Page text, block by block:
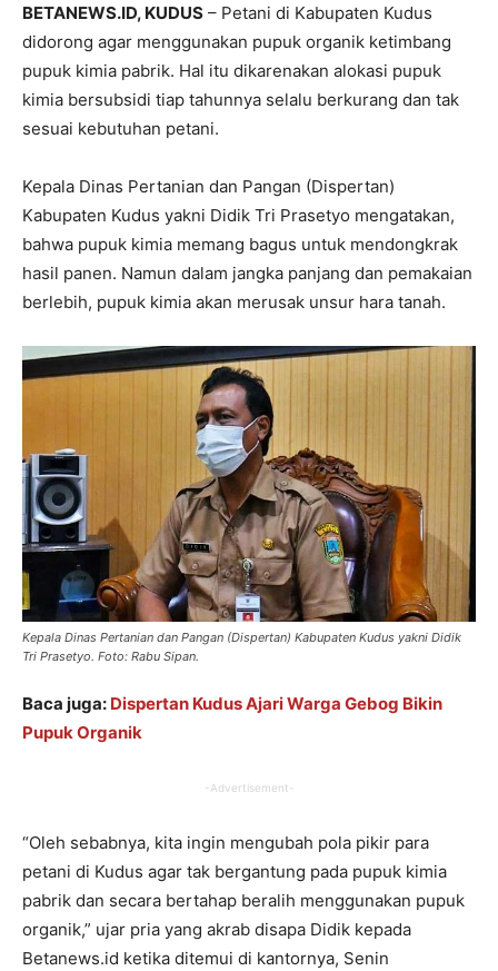
BETANEWS.ID, KUDUS – Petani di Kabupaten Kudus
didorong agar menggunakan pupuk organik ketimbang
pupuk kimia pabrik. Hal itu dikarenakan alokasi pupuk
kimia bersubsidi tiap tahunnya selalu berkurang dan tak
sesuai kebutuhan petani.
Kepala Dinas Pertanian dan Pangan (Dispertan)
Kabupaten Kudus yakni Didik Tri Prasetyo mengatakan,
bahwa pupuk kimia memang bagus untuk mendongkrak
hasil panen. Namun dalam jangka panjang dan pemakaian
berlebih, pupuk kimia akan merusak unsur hara tanah.
Kepala Dinas Pertanian dan Pangan (Dispertan) Kabupaten Kudus yakni Didik
Tri Prasetyo. Foto: Rabu Sipan.
Baca juga: Dispertan Kudus Ajari Warga Gebog Bikin
Pupuk Organik
-Advertisement-
“Oleh sebabnya, kita ingin mengubah pola pikir para
petani di Kudus agar tak bergantung pada pupuk kimia
pabrik dan secara bertahap beralih menggunakan pupuk
organik,” ujar pria yang akrab disapa Didik kepada
Betanews.id ketika ditemui di kantornya, Senin